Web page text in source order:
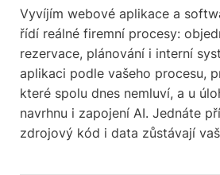
Vyvíjím webové aplikace a
řídí reálné firemní procesy:
rezervace, plánování i interní
aplikaci podle vašeho procesu,
které spolu dnes nemluví, a u
navrhnu i zapojení AI. Jednáte
zdrojový kód i data zůstávají